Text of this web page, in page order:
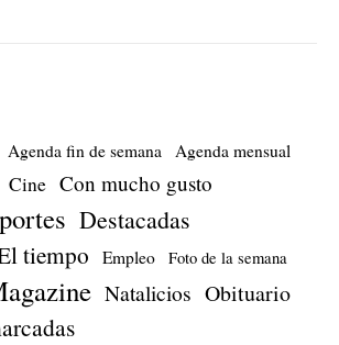
Agenda fin de semana Agenda mensual
Cine Con mucho gusto
Destacadas
tiempo Empleo Foto de la semana
Natalicios Obituario